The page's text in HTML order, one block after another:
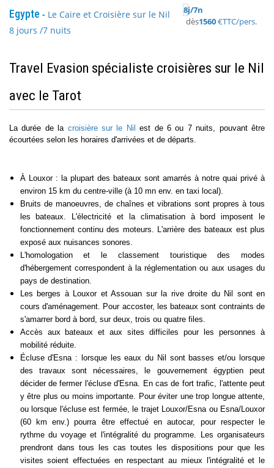
Egypte - Le Caire et Croisière sur le Nil
8 jours /7 nuits
8j/7n
dès1560€TTC/pers.
Travel Evasion spécialiste croisières sur le Nil
avec le Tarot
La durée de la croisière sur le Nil
est de 6 ou 7 nuits, pouvant être
écourtées selon les horaires d'arrivées et de départs.
À Louxor : la plupart des bateaux sont amarrés à notre quai privé à
environ 15 km du centre-ville (à 10 mn env. en taxi local).
Bruits de manoeuvres, de chaînes et vibrations sont propres à tous
les bateaux. L'électricité et la climatisation à bord imposent le
fonctionnement continu des moteurs. L'arrière des bateaux est plus
exposé aux nuisances sonores.
L'homologation et le classement touristique des modes
d'hébergement correspondent à la réglementation ou aux usages du
pays de destination.
Les berges à Louxor et Assouan sur la rive droite du Nil sont en
cours d'aménagement. Pour accoster, les bateaux sont contraints de
s'amarrer bord à bord, sur deux, trois ou quatre files.
Accès aux bateaux et aux sites difficiles pour les personnes à
mobilité réduite.
Écluse d'Esna : lorsque les eaux du Nil sont basses et/ou lorsque
des travaux sont nécessaires, le gouvernement égyptien peut
décider de fermer l'écluse d'Esna. En cas de fort trafic, l'attente peut
y être plus ou moins importante. Pour éviter une trop longue attente,
ou lorsque l'écluse est fermée, le trajet Louxor/Esna ou Esna/Louxor
(60 km env.) pourra être effectué en autocar, pour respecter le
rythme du voyage et l'intégralité du programme. Les organisateurs
prendront dans tous les cas toutes les dispositions pour que les
visites soient effectuées en respectant au mieux l'intégralité et le